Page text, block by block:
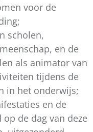
voor de
scholen,
en de
als animator van
tijdens de
in het onderwijs;
en de
de dag van deze